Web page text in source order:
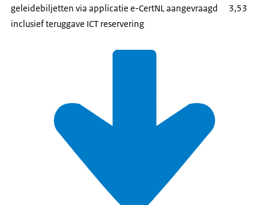
geleidebiljetten via applicatie e-CertNL aangevraagd
inclusief teruggave ICT reservering
3,53